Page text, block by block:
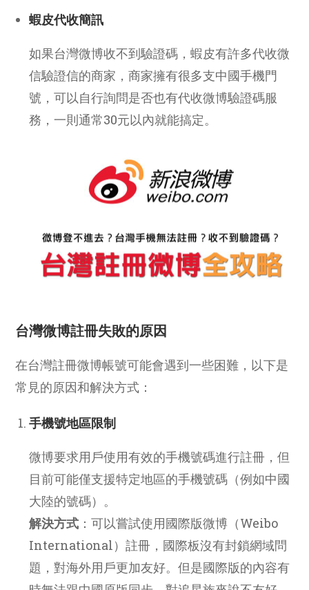
蝦皮代收簡訊
如果台灣微博收不到驗證碼，蝦皮有許多代收微
信驗證信的商家，商家擁有很多支中國手機門
號，可以自行詢問是否也有代收微博驗證碼服
務，一則通常30元以內就能搞定。
台灣微博註冊失敗的原因
在台灣註冊微博帳號可能會遇到一些困難，以下是
常見的原因和解決方式：
手機號地區限制
微博要求用戶使用有效的手機號碼進行註冊，但
目前可能僅支援特定地區的手機號碼（例如中國
大陸的號碼）。
解決方式 ：可以嘗試使用國際版微博（Weibo
International）註冊，國際板沒有封鎖網域問
題，對海外用戶更加友好。但是國際版的內容有